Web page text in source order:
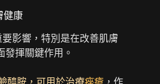
健康
影響，特別是在改善肌膚
發揮關鍵作用。